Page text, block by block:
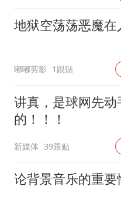
地狱空荡荡恶魔在
嘟嘟剪影 1跟贴
讲真，是球网先动
的！！！
新媒体 39跟贴
论背景音乐的重要